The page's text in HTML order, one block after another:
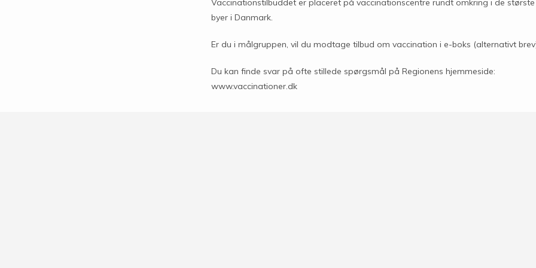
Vaccinationstilbuddet er placeret på vaccinationscentre rundt omkring i de største
byer i Danmark.
Er du i målgruppen, vil du modtage tilbud om vaccination i e-boks (alternativt
Du kan finde svar på ofte stillede spørgsmål på Regionens hjemmeside:
www.vaccinationer.dk